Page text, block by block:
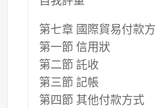
第七章 國際貿易付款
第一節 信用狀
第二節 託收
第三節 記帳
第四節 其他付款方式